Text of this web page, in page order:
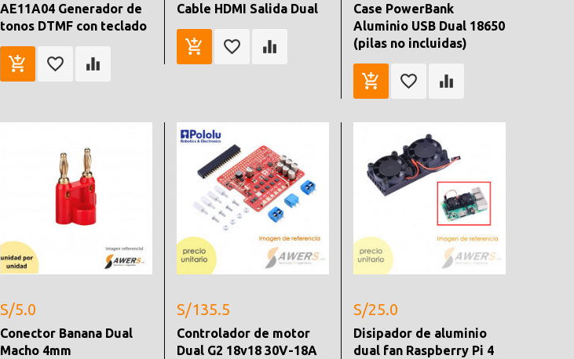
AE11A04 Generador de
tonos DTMF con teclado
Cable HDMI Salida Dual
Case PowerBank
Aluminio USB Dual 18650
(pilas no incluidas)
S/5.0
Conector Banana Dual
Macho 4mm
S/135.5
Controlador de motor
Dual G2 18v18 30V-18A
S/25.0
Disipador de aluminio
dual fan Raspberry Pi 4